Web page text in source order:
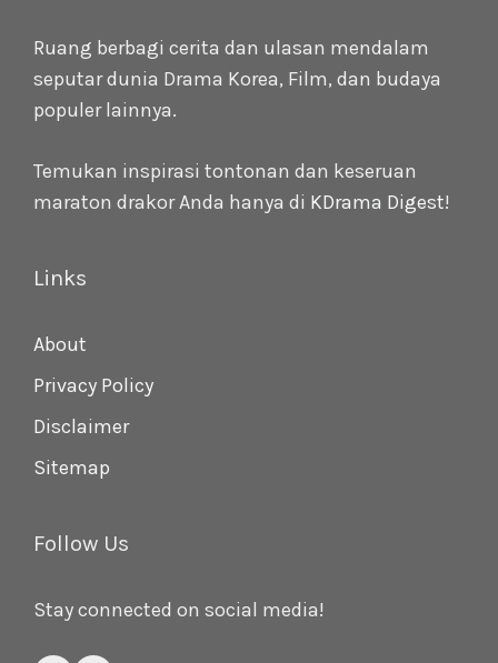
Ruang berbagi cerita dan ulasan mendalam
seputar dunia Drama Korea, Film, dan budaya
populer lainnya.
Temukan inspirasi tontonan dan keseruan
maraton drakor Anda hanya di KDrama Digest!
Links
About
Privacy Policy
Disclaimer
Sitemap
Follow Us
Stay connected on social media!